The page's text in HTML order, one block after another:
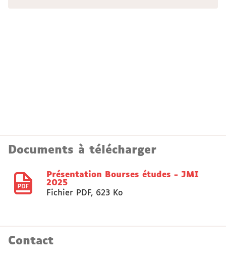
Documents à télécharger
Présentation Bourses études - JMI
2025
Fichier PDF, 623 Ko
Contact